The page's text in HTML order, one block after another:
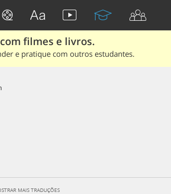
filmes e livros.
e pratique com outros estudantes.
MAIS TRADUÇÕES